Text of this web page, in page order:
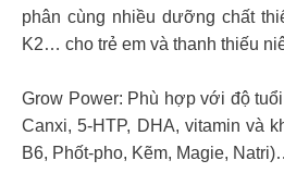
phân cùng nhiều dưỡng chất
K2… cho trẻ em và thanh thiếu
Grow Power: Phù hợp với độ
Canxi, 5-HTP, DHA, vitamin và
B6, Phốt-pho, Kẽm, Magie,